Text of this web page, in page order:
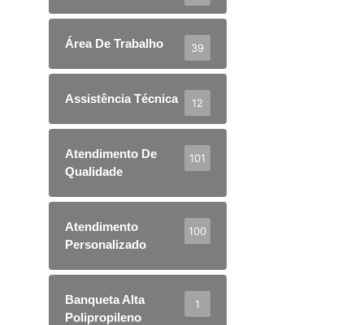
Área De Trabalho 39
Assistência Técnica 12
Atendimento De
Qualidade
101
Atendimento
Personalizado
100
Banqueta Alta
Polipropileno
1